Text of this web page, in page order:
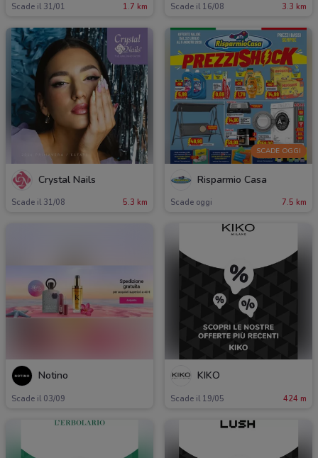
Scade il 31/01 1.7 km Scade il 16/08 3.3 km
Crystal Nails
Scade il 31/08 5.3 km
SCADE OGGI
Risparmio Casa
Scade oggi 7.5 km
Notino
Scade il 03/09
KIKO
Scade il 19/05 424 m